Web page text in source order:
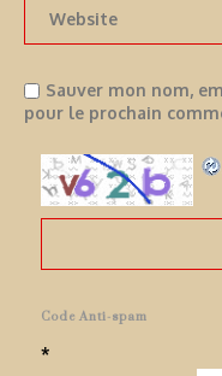
Sauver mon nom,
pour le prochain
Code Anti-spam
*